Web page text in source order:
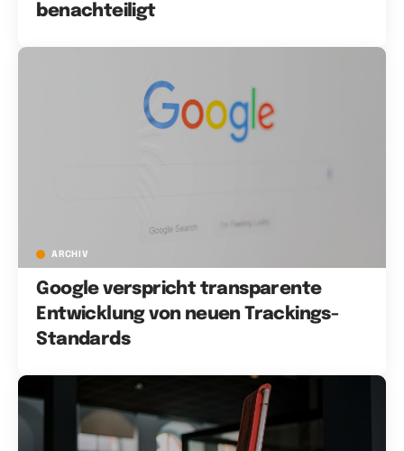
benachteiligt
ARCHIV
Google verspricht transparente
Entwicklung von neuen Trackings-
Standards